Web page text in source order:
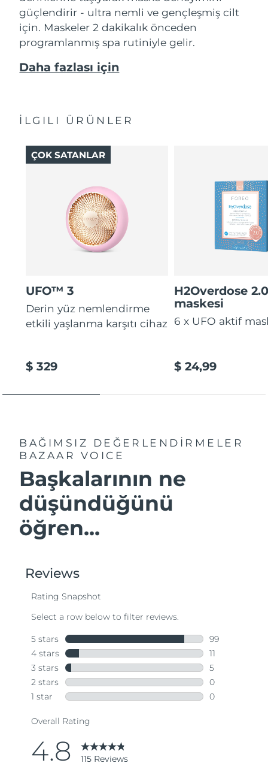
güçlendirir - ultra nemli ve gençleşmiş cilt
için. Maskeler 2 dakikalık önceden
programlanmış spa rutiniyle gelir.
Daha fazlası için
İLGILI ÜRÜNLER
UFO™ 3
Derin yüz nemlendirme
etkili yaşlanma karşıtı cihaz
$ 329
ÇOK SATANLAR
H2Overdose
maskesi
6 x UFO aktif
$ 24,99
BAĞIMSIZ DEĞERLENDİRMELER
BAZAAR VOICE
Başkalarının ne
düşündüğünü
öğren...